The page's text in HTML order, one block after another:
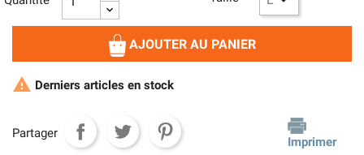
AJOUTER AU PANIER
 Derniers articles en stock
Partager
Imprimer